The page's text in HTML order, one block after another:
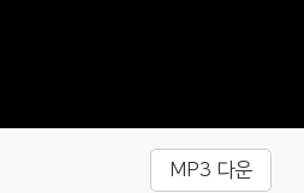
MP3 다운